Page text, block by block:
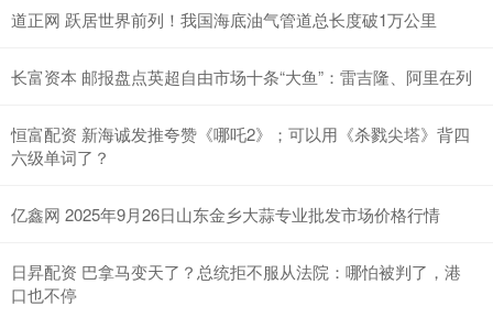
道正网 跃居世界前列！我国海底油气管道总长度破1万公里
长富资本 邮报盘点英超自由市场十条“大鱼”：雷吉隆、阿里在列
恒富配资 新海诚发推夸赞《哪吒2》；可以用《杀戮尖塔》背四
六级单词了？
亿鑫网 2025年9月26日山东金乡大蒜专业批发市场价格行情
日昇配资 巴拿马变天了？总统拒不服从法院：哪怕被判了，港
口也不停